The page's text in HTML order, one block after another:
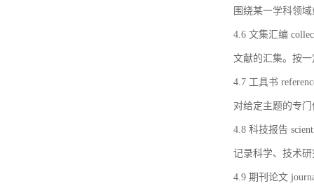
围绕某一学科领
4.6 文集汇编
文献的汇集。按
4.7 工具书
对给定主题的专
4.8 科技报告
记录科学、技术
4.9 期刊论文